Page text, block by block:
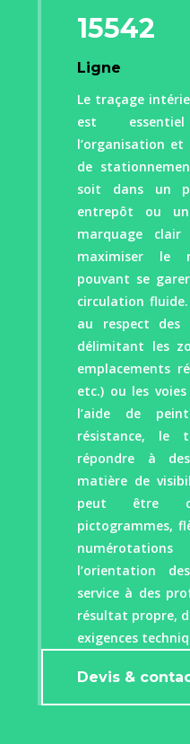
15542
Ligne
Le traçage
est
l’organisation et
de
soit dans un
entrepôt ou
marquage
maximiser le
pouvant se
circulation
au respect des
délimitant les
emplacements
etc.) ou les voies
l’aide de
résistance, le
répondre à
matière de
peut être
pictogrammes,
l’orientation
service à des
résultat propre,
exigences
Devis &